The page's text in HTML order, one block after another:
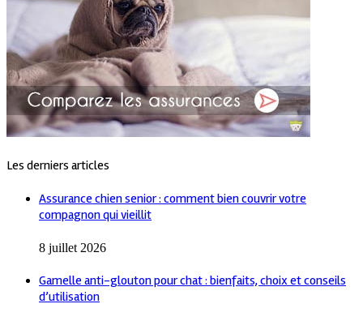
Les derniers articles
Assurance chien senior : comment bien couvrir votre
compagnon qui vieillit
8 juillet 2026
Gamelle anti-glouton pour chat : bienfaits, choix et conseils
d’utilisation